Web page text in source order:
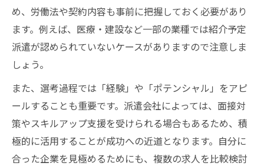
プログラマーが失敗しないための自己PR術
め、労働法や契約内容も事前に把握しておく必要があり
ます。例えば、医療・建設など一部の業種では紹介予定
派遣が認められていないケースがありますので注意しま
しょう。
また、選考過程では「経験」や「ポテンシャル」をアピ
ールすることも重要です。派遣会社によっては、面接対
策やスキルアップ支援を受けられる場合もあるため、積
極的に活用することが成功への近道となります。自分に
合った企業を見極めるためにも、複数の求人を比較検討